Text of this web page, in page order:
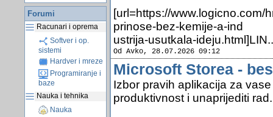
Forumi
Racunari i oprema
Softver i op.
sistemi
Hardver i mreze
Programiranje i
baze
Nauka i tehnika
Nauka
[url=https://www.logicno.com/
prinose-bez-kemije-a-ind
ustrija-usutkala-
Od Avko, 28.07.2026 09:12
Microsoft Storea -
Izbor pravih aplikacija za
produktivnost i unaprijediti rad.